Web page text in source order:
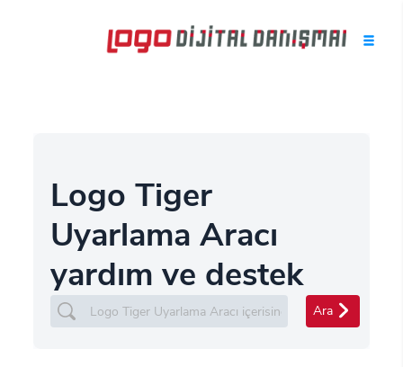
Logo Tiger
Uyarlama Aracı
yardım ve destek
Ara